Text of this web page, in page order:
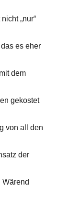
„nur“
es eher
dem
gekostet
von all den
der
Wärend